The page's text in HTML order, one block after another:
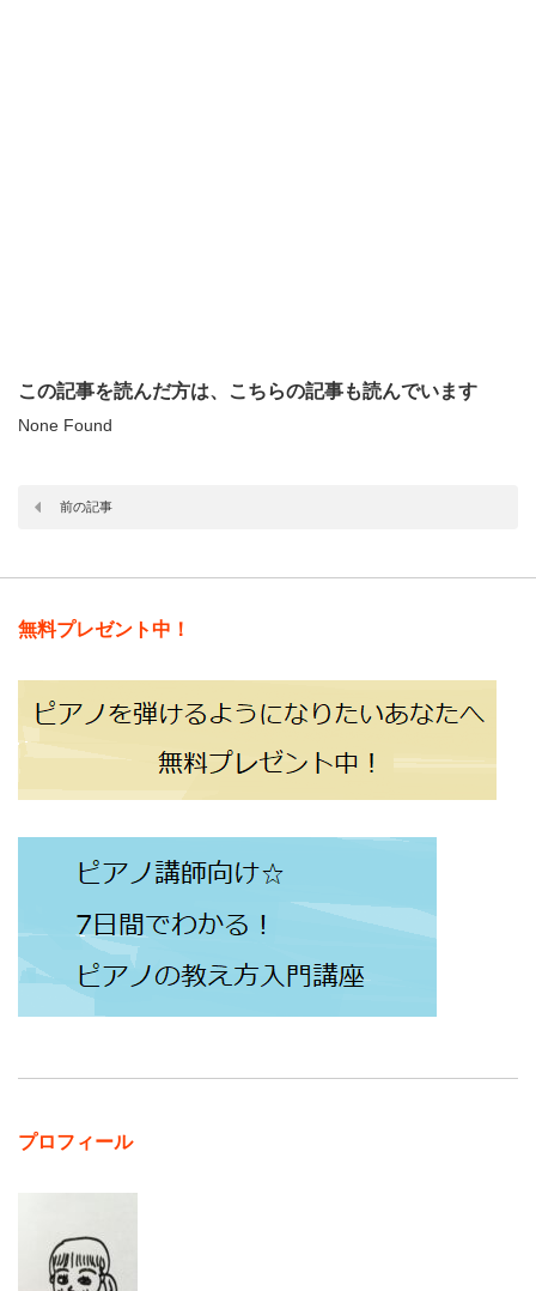
この記事を読んだ方は、こちらの記事も読んでいます
None Found
前の記事
無料プレゼント中！
プロフィール